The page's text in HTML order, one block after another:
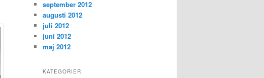
september 2012
augusti 2012
juli 2012
juni 2012
maj 2012
KATEGORIER